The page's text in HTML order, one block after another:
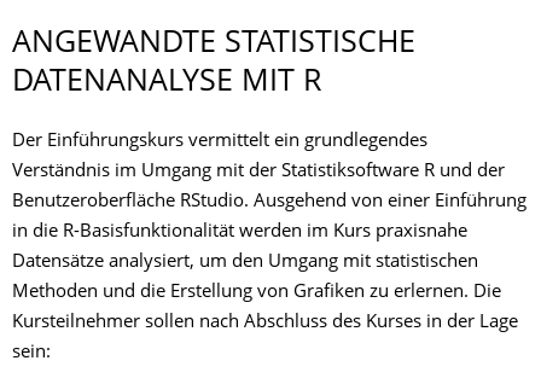
ANGEWANDTE STATISTISCHE
DATENANALYSE MIT R
Der Einführungskurs vermittelt ein grundlegendes
Verständnis im Umgang mit der Statistiksoftware R und der
Benutzeroberfläche RStudio. Ausgehend von einer Einführung
in die R-Basisfunktionalität werden im Kurs praxisnahe
Datensätze analysiert, um den Umgang mit statistischen
Methoden und die Erstellung von Grafiken zu erlernen. Die
Kursteilnehmer sollen nach Abschluss des Kurses in der Lage
sein: